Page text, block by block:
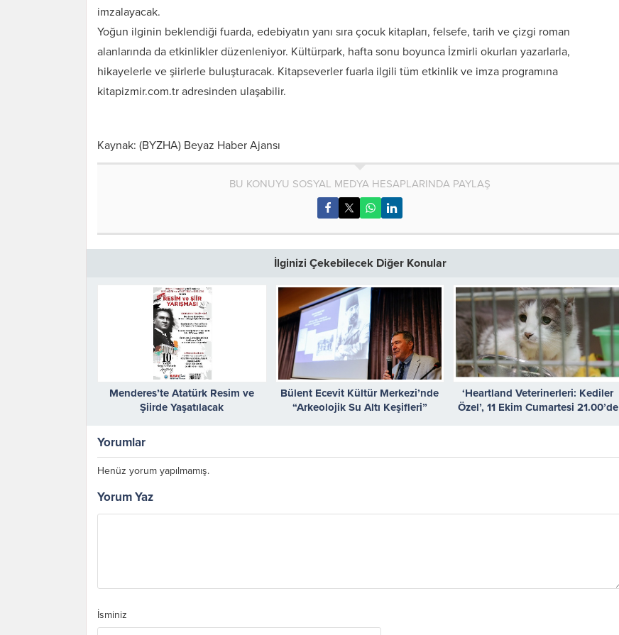
imzalayacak.
Yoğun ilginin beklendiği fuarda, edebiyatın yanı sıra çocuk kitapları, felsefe, tarih ve çizgi roman
alanlarında da etkinlikler düzenleniyor. Kültürpark, hafta sonu boyunca İzmirli okurları yazarlarla,
hikayelerle ve şiirlerle buluşturacak. Kitapseverler fuarla ilgili tüm etkinlik ve imza programına
kitapizmir.com.tr adresinden ulaşabilir.
Kaynak: (BYZHA) Beyaz Haber Ajansı
BU KONUYU SOSYAL MEDYA HESAPLARINDA PAYLAŞ
İlginizi Çekebilecek Diğer Konular
Menderes’te Atatürk Resim ve
Şiirde Yaşatılacak
Bülent Ecevit Kültür Merkezi’nde
“Arkeolojik Su Altı Keşifleri”
‘Heartland Veterinerleri: Kediler
Özel’, 11 Ekim Cumartesi 21.00’de
Yorumlar
Henüz yorum yapılmamış.
Yorum Yaz
İsminiz